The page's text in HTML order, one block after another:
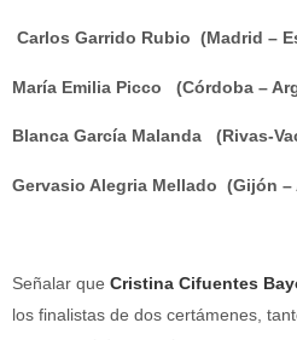
Carlos Garrido Rubio (Madrid –
María Emilia Picco (Córdoba –
Blanca García Malanda (Rivas-
Gervasio Alegria Mellado (Gijón –
Señalar que Cristina Cifuentes
los finalistas de dos certámenes,